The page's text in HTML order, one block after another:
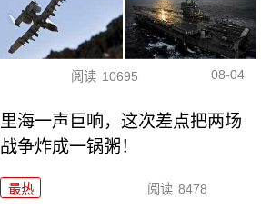
阅读 10695 08-04
里海一声巨响，这次差点把两场
战争炸成一锅粥！
最热 阅读 8478